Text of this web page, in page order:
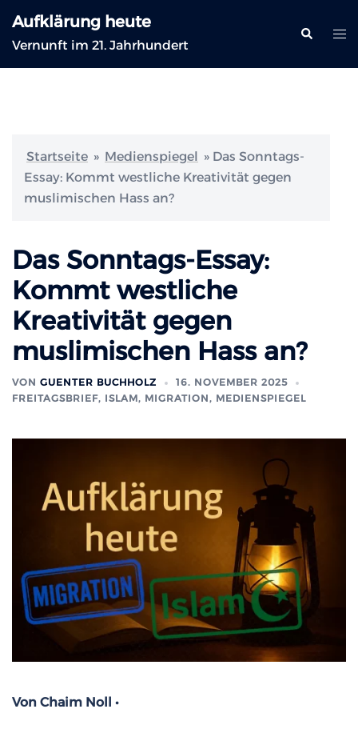
Inhalt
springen
Aufklärung heute
Vernunft im 21. Jahrhundert
Suche
Startseite » Medienspiegel » Das Sonntags-
Essay: Kommt westliche Kreativität gegen
muslimischen Hass an?
Das Sonntags-Essay:
Kommt westliche
Kreativität gegen
muslimischen Hass an?
VON GUENTER BUCHHOLZ
16. NOVEMBER 2025
FREITAGSBRIEF, ISLAM, MIGRATION, MEDIENSPIEGEL
Von Chaim Noll •